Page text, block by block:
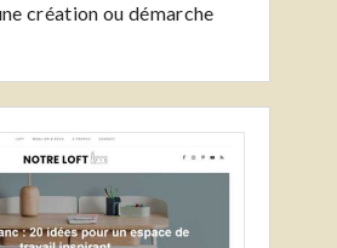
création ou démarche